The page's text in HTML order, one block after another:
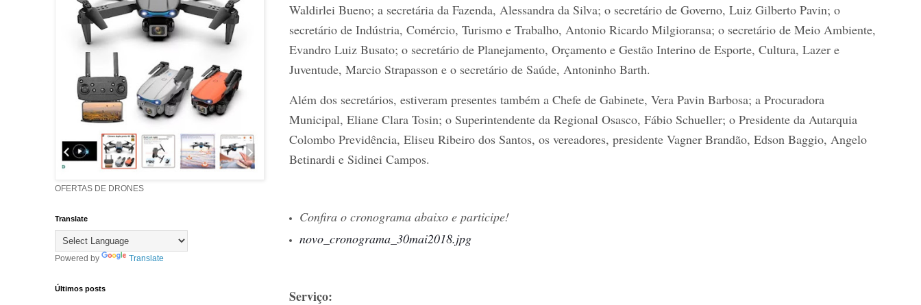
Waldirlei Bueno; a secretária da Fazenda, Alessandra da Silva; o secretário de Governo, Luiz Gilberto Pavin; o
secretário de Indústria, Comércio, Turismo e Trabalho, Antonio Ricardo Milgioransa; o secretário de Meio Ambiente,
Evandro Luiz Busato; o secretário de Planejamento, Orçamento e Gestão Interino de Esporte, Cultura, Lazer e
Juventude, Marcio Strapasson e o secretário de Saúde, Antoninho Barth.
Além dos secretários, estiveram presentes também a Chefe de Gabinete, Vera Pavin Barbosa; a Procuradora
Municipal, Eliane Clara Tosin; o Superintendente da Regional Osasco, Fábio Schueller; o Presidente da Autarquia
Colombo Previdência, Eliseu Ribeiro dos Santos, os vereadores, presidente Vagner Brandão, Edson Baggio, Angelo
Betinardi e Sidinei Campos.
Confira o cronograma abaixo e participe!
novo_cronograma_30mai2018.jpg
Serviço:
OFERTAS DE DRONES
Translate
Powered by Translate
Últimos posts